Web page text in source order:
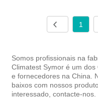
1
Somos profissionais na
Climatest Symor é um
e fornecedores na China.
baixos com nossos
interessado, contacte-nos.